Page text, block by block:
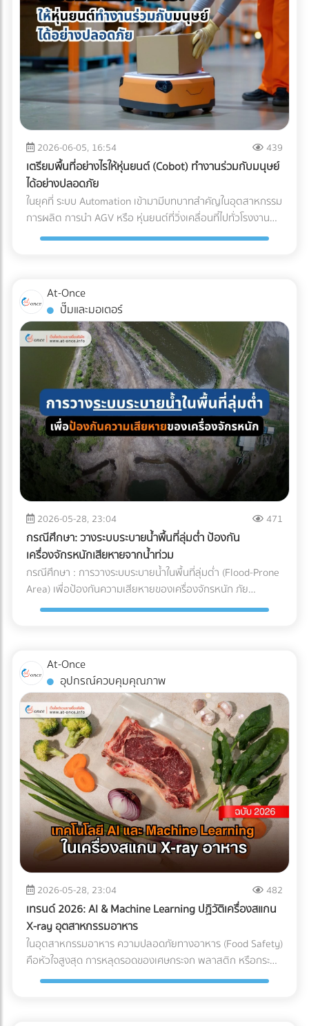
จะต่ำกว่า 15°C หรือในบางเกรดอาจติดลบ) 2. Transit (ระหว่าง
การเดินทาง): การขนส่งทางเรือ (Ocean Freight) จากญี่ปุ่นมา
ไทยใช้เวลาประมาณ 10-14 วัน หากใช้ตู้คอนเทนเนอร์ปกติ (Dry
Container) อุณหภูมิภายในตู้อาจพุ่งสูงถึง 50-60°C ในตอน
กลางวัน ซึ่งจะอบผงมัทฉะจนเสื่อมสภาพทั้งหมด ธุรกิจ B2B จึง
ต้องเลือกใช้ ตู้คอนเทนเนอร์ควบคุมอุณหภูมิ (Reefer
Container) ที่สามารถตั้งค่าอุณหภูมิให้คงที่ตลอดการเดินทาง
ฝ่ามหาสมุทร 3. Destination (ปลายทางที่ไทย): เมื่อสินค้าถึง
ท่าเรือประเทศไทย ความท้าทายคือ "อุณหภูมิภายนอกที่ร้อนจัด"
กระบวนการเคลียร์สินค้าทางศุลกากร (Customs Clearance)
ต้องทำอย่างรวดเร็ว และขนถ่ายสินค้าขึ้นรถบรรทุกห้องเย็น
(Refrigerated Truck) ทันที เพื่อนำไปจัดเก็บในคลังสินค้าปรับ
อากาศของโรงงาน รอการเบิกจ่ายเข้าสู่สายพานการผลิตต่อไป
ผลตอบแทนของการลงทุนใน Cold Chain สำหรับโรงงาน F&B
หลายองค์กรอาจมองว่าค่าใช้จ่ายในระบบ Cold Chain Logistics
ความเสี่ยงที่คุ้มค่า: ลดอัตราของเสีย (Zero False Reject):
ป้องกันปัญหาสินค้าไม่ได้สเปก (Out of Spec) เมื่อมาถึงโรงงาน
ซึ่งหากสีหรือกลิ่นเพี้ยนไป ฝ่าย QA/QC จะต้องตีกลับสินค้าทั้ง
แบตช์ ทำให้เสียทั้งเงินและเวลา ความเสถียรของผลิตภัณฑ์
(Product Consistency): การใช้วัตถุดิบที่คุณภาพคงที่ ช่วยให้
โรงงานควบคุมมาตรฐานของสินค้าสำเร็จรูป (End-product) ได้
ง่ายขึ้น ไม่ว่าจะเป็นเครื่องดื่มบรรจุขวด หรือเบเกอรี่ สีและรสชาติ
จะเหมือนเดิมทุกรอบการผลิต ยืดอายุการจัดเก็บ (Extended
Shelf Life): มัทฉะที่ถูกควบคุมอุณหภูมิมาอย่างดีตั้งแต่ต้นทาง
จะมีอายุการจัดเก็บในคลังสินค้าของโรงงานได้นานขึ้น ช่วยให้ฝ่าย
จัดซื้อบริหารจัดการรอบการสั่งซื้อ (Lead Time) ได้อย่างยืดหยุ่น
บทสรุป คุณภาพของเครื่องดื่มหรืออาหารรสมัทฉะ ไม่ได้เริ่มต้นที่
สายพานการผลิตในโรงงาน แต่เริ่มต้นตั้งแต่การเลือกใช้วัตถุดิบ
และการบริหารจัดการ Supply Chain สำหรับองค์กรและโรงงานผู้
ผลิต การทำความเข้าใจระบบ Cold Chain Logistics และการ
เลือกพาร์ทเนอร์ผู้นำเข้าที่มีมาตรฐานการควบคุมอุณหภูมิที่
รัดกุมและสามารถตรวจสอบย้อนกลับได้ (Traceability) จึงเป็น
กลยุทธ์สำคัญที่จะช่วยปกป้องคุณภาพของสินค้า รักษากำไร และ
สร้างความไว้วางใจให้กับผู้บริโภคได้อย่างยั่งยืน
ชัดเจน เช่น มีการอบรมสัมมนา หรือทำกิจกรรม CSR ที่เป็น
ประโยชน์ต่อสังคม เป็นสิทธิประโยชน์ที่พนักงานทุกคนเข้าถึงได้:
ต้องเป็นการจัดเลี้ยงหรือสวัสดิการที่ให้สิทธิพนักงานทุกคนอย่าง
เท่าเทียม ไม่เลือกปฏิบัติเฉพาะกลุ่ม มีหลักฐานการจ่ายเงินที่ถูก
ต้อง: ต้องมีใบกำกับภาษี/ใบเสร็จรับเงินที่ระบุชื่อบริษัทของคุณ
อย่างครบถ้วน 3 เทคนิคเช่ารถทัวร์เหมาคันให้ "ประหยัดงบ" และ
ถูกต้องตามกฎหมาย การประเมินจำนวนคนและประเภทรถ
(Capacity Planning): เลือกรถให้พอดีกับจำนวนคน เช่น
พนักงาน 20 คน ควรเลือกมินิบัสแทนรถบัสขนาด 40 ที่นั่ง เพื่อ
ลดค่าใช้จ่ายส่วนเกิน การคำนวณเส้นทางและจุดแวะพัก: วางแผน
เส้นทางให้ชัดเจนเพื่อหลีกเลี่ยงการวิ่งรถอ้อม ซึ่งจะช่วยลดต้นทุน
ค่าน้ำมันและค่าล่วงเวลา (OT) ของคนขับรถ เลือกบริษัทรถเช่าที่
จดทะเบียนนิติบุคคล: ข้อนี้สำคัญที่สุด! เพื่อให้สามารถออก ใบ
กำกับภาษีค่าเช่ารถ และทำเอกสารหัก ณ ที่จ่ายได้อย่างถูกต้อง
ตามกฎหมาย เช็กลิสต์เอกสารที่ HR และจัดซื้อต้องเตรียมให้ฝ่าย
เหมาคันสำหรับทริปต่อไปอยู่หรือเปล่า? เปรียบเทียบราคาและ
ค้นหาบริษัทให้ เช่ารถบัสนิติบุคคล ที่เชื่อถือได้ ออกใบกำกับภาษี
ได้ 100% บนแพลตฟอร์ม At-Once ได้เลย
2026-06-05, 16:54 439
เตรียมพื้นที่อย่างไรให้หุ่นยนต์ (Cobot) ทำงานร่วมกับมนุษย์
ได้อย่างปลอดภัย
ในยุคที่ ระบบ Automation เข้ามามีบทบาทสำคัญในอุตสาหกรรม
การผลิต การนำ AGV หรือ หุ่นยนต์ที่วิ่งเคลื่อนที่ไปทั่วโรงงาน
เข้ามาใช้งาน แต่คำถามที่วิศวกรและผู้จัดการโรงงานต้องตอบให้
มาใช้ระบบรถลำเลียงอัตโนมัติ (AGV) การนำรถลำเลียงสินค้า
อัตโนมัติ (AGV) เข้ามาใช้วิ่งส่งของในคลังสินค้าช่วยลดแรงงาน
ได้มหาศาล แต่เนื่องจากหุ่นยนต์ประเภทนี้มีการเคลื่อนที่ตลอด
เวลา การเตรียมพื้นที่จึงต้องรัดกุมเป็นพิเศษ: เคลียร์สิ่งกีดขวาง
และทำพื้นผิวให้เรียบ: ระบบนำทาง AGV ไม่ว่าจะเป็นแบบแถบแม่
เหล็กหรือระบบนำทางด้วยเลเซอร์ (LiDAR) จะทำงานได้ดีที่สุดบน
พื้นผิวที่เรียบ ไม่มีหลุมบ่อ และไม่มีเศษขยะบดบังเซนเซอร์ที่ตัวรถ
กำหนดทางวิ่งและจัดระเบียบ Traffic: ต้องระบุเส้นทางการวิ่งของ
AGV ให้ชัดเจน โดยเว้นระยะห่างจากทางเดินของมนุษย์
(Pedestrian Walkway) อย่างน้อย 0.5 เมตรตามมาตรฐาน และ
ต้องมีป้ายเตือนในจุดตัดหรือทางแยกที่หุ่นยนต์ต้องวิ่งผ่าน จัด
พื้นที่สถานีชาร์จไฟอัตโนมัติ (Charging Zone): รถ AGV ยุคใหม่
จะวิ่งกลับไปชาร์จแบตเตอรี่เองเมื่อแบตใกล้หมด พื้นที่นี้ต้องมีการ
ระบายอากาศที่ดีเนื่องจากมีความร้อนสูง และต้องติดตั้งระบบตัด
ไฟฉุกเฉิน ตรวจสอบระบบเซนเซอร์กันชน (Safety Laser
Scanner): ก่อนปล่อยรถวิ่งจริง ต้องทดสอบระบบตรวจจับสิ่ง
กีดขวางของรถ AGV ว่าสามารถเบรกหรือชะลอความเร็วได้ทัน
ท่วงทีเมื่อมีพนักงานเดินตัดหน้าตาม มาตรฐานความปลอดภัย
AGV ISO 3691-4 กำลังมองหาผู้เชี่ยวชาญด้านระบบ AGV หรือ
อยากเปลี่ยนคลังสินค้าเป็น Smart Warehouse? ค้นหาและ
At-Once
ปั๊มและมอเตอร์
2026-05-28, 23:04 471
กรณีศึกษา: วางระบบระบายน้ำพื้นที่ลุ่มต่ำ ป้องกัน
เครื่องจักรหนักเสียหายจากน้ำท่วม
กรณีศึกษา : การวางระบบระบายน้ำในพื้นที่ลุ่มต่ำ (Flood-Prone
Area) เพื่อป้องกันความเสียหายของเครื่องจักรหนัก ภัย
ธรรมชาติและฝนตกหนัก เป็นฝันร้ายของผู้รับเหมาและเจ้าของ
หรือรถตอกเสาเข็ม จมน้ำ นี่คือกรณีศึกษาและบทเรียนการจัดการ
พื้นที่ก่อสร้าง ว่าด้วย วิธีป้องกันเครื่องจักรเสียหายจากน้ำท่วม
ด้วยการวาง ระบบระบายน้ำ (Drainage System) อย่างมืออาชีพ
ปัญหาและความท้าทายของพื้นที่ลุ่มต่ำ ไซต์งานในพื้นที่ลุ่มต่ำมัก
เผชิญกับสภาพดินเหนียวที่อุ้มน้ำ (ไม่ซึมน้ำ) และมีระดับน้ำใต้ดิน
สูง เมื่อเกิดฝนตกหนัก น้ำจะขังตัวอย่างรวดเร็ว ทำให้ดินทรุดตัว
เครื่องจักรหนักติดหล่ม และเกิด Downtime หรือเวลาที่สูญเปล่า
ของโครงการที่ประเมินค่าไม่ได้ กล่าวคือ ปัญหาน้ำท่วมขังในพื้นที่
ลุ่มต่ำ ไม่ได้สร้างความเสียหายแค่ค่าซ่อมบำรุงเครื่องจักรเท่านั้น
แต่ทุกชั่วโมงที่รถขุดหรือรถเบคโฮต้องจอดนิ่งสนิท นั่นหมายถึง
ค่าแรงคนงานที่เสียเปล่า ค่าเช่าเครื่องจักรที่บานปลาย และความ
เสี่ยงที่จะโดนค่าปรับจากความล่าช้าในการส่งมอบโครงการ การ
ลงทุนวางระบบระบายน้ำที่ได้มาตรฐานตั้งแต่เนิ่นๆ จึงเป็นการซื้อ
ความเสี่ยงที่คุ้มค่าที่สุด กรณีศึกษาจำลอง: การวางระบบระบาย
น้ำพื้นที่ก่อสร้าง ในการแก้ปัญหาไซต์งานพื้นที่เสี่ยง บริษัทผู้รับ
เหมางานโยธาระบายน้ำ จะแบ่งการทำงานออกเป็น 2 เฟสหลัก:
เฟสที่ 1: การสำรวจและประเมินพื้นที่ (Site Assessment) ทีม
วิศวกรทำการสำรวจแผนที่ความสูง (Topographic Survey)
เพื่อหาจุดต่ำสุดของพื้นที่ และประเมินทิศทางการไหลของน้ำตาม
ธรรมชาติ เฟสที่ 2: การออกแบบและติดตั้งระบบระบายน้ำ
At-Once
อุปกรณ์ควบคุมคุณภาพ
2026-05-28, 23:04 482
เทรนด์ 2026: AI & Machine Learning ปฏิวัติเครื่องสแกน
X-ray อุตสาหกรรมอาหาร
ในอุตสาหกรรมอาหาร ความปลอดภัยทางอาหาร (Food Safety)
คือหัวใจสูงสุด การหลุดรอดของเศษกระจก พลาสติก หรือกระดูก
ชิ้นเล็กๆ เพียงชิ้นเดียว อาจนำไปสู่การเรียกคืนสินค้า (Product